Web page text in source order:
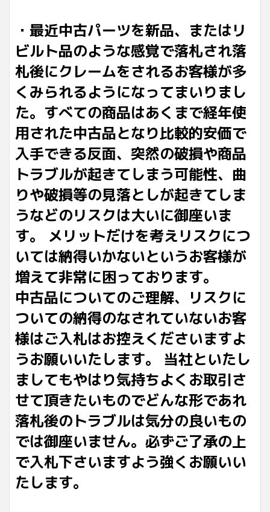
・最近中古パーツを新品、またはリ
ビルト品のような感覚で落札され落
札後にクレームをされるお客様が多
くみられるようになってまいりまし
た。すべての商品はあくまで経年使
用された中古品となり比較的安価で
入手できる反面、突然の破損や商品
トラブルが起きてしまう可能性、曲
りや破損等の見落としが起きてしま
うなどのリスクは大いに御座いま
す。 メリットだけを考えリスクにつ
いては納得いかないというお客様が
増えて非常に困っております。
中古品についてのご理解、リスクに
ついての納得のなされていないお客
様はご入札はお控えくださいますよ
うお願いいたします。 当社といたし
ましてもやはり気持ちよくお取引さ
せて頂きたいものでどんな形であれ
落札後のトラブルは気分の良いもの
では御座いません。必ずご了承の上
で入札下さいますよう強くお願いい
たします。